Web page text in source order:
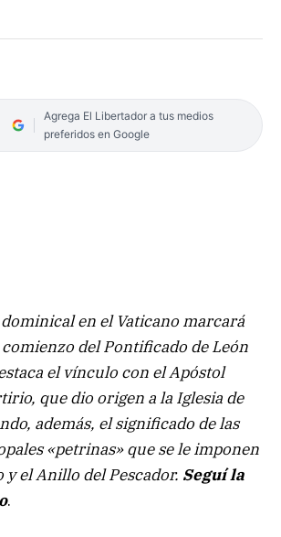
Agrega El Libertador a tus medios
preferidos en Google
en el Vaticano marcará
del Pontificado de León
el vínculo con el Apóstol
que dio origen a la Iglesia de
además, el significado de las
«petrinas» que se le imponen
y el Anillo del Pescador. Seguí la
.